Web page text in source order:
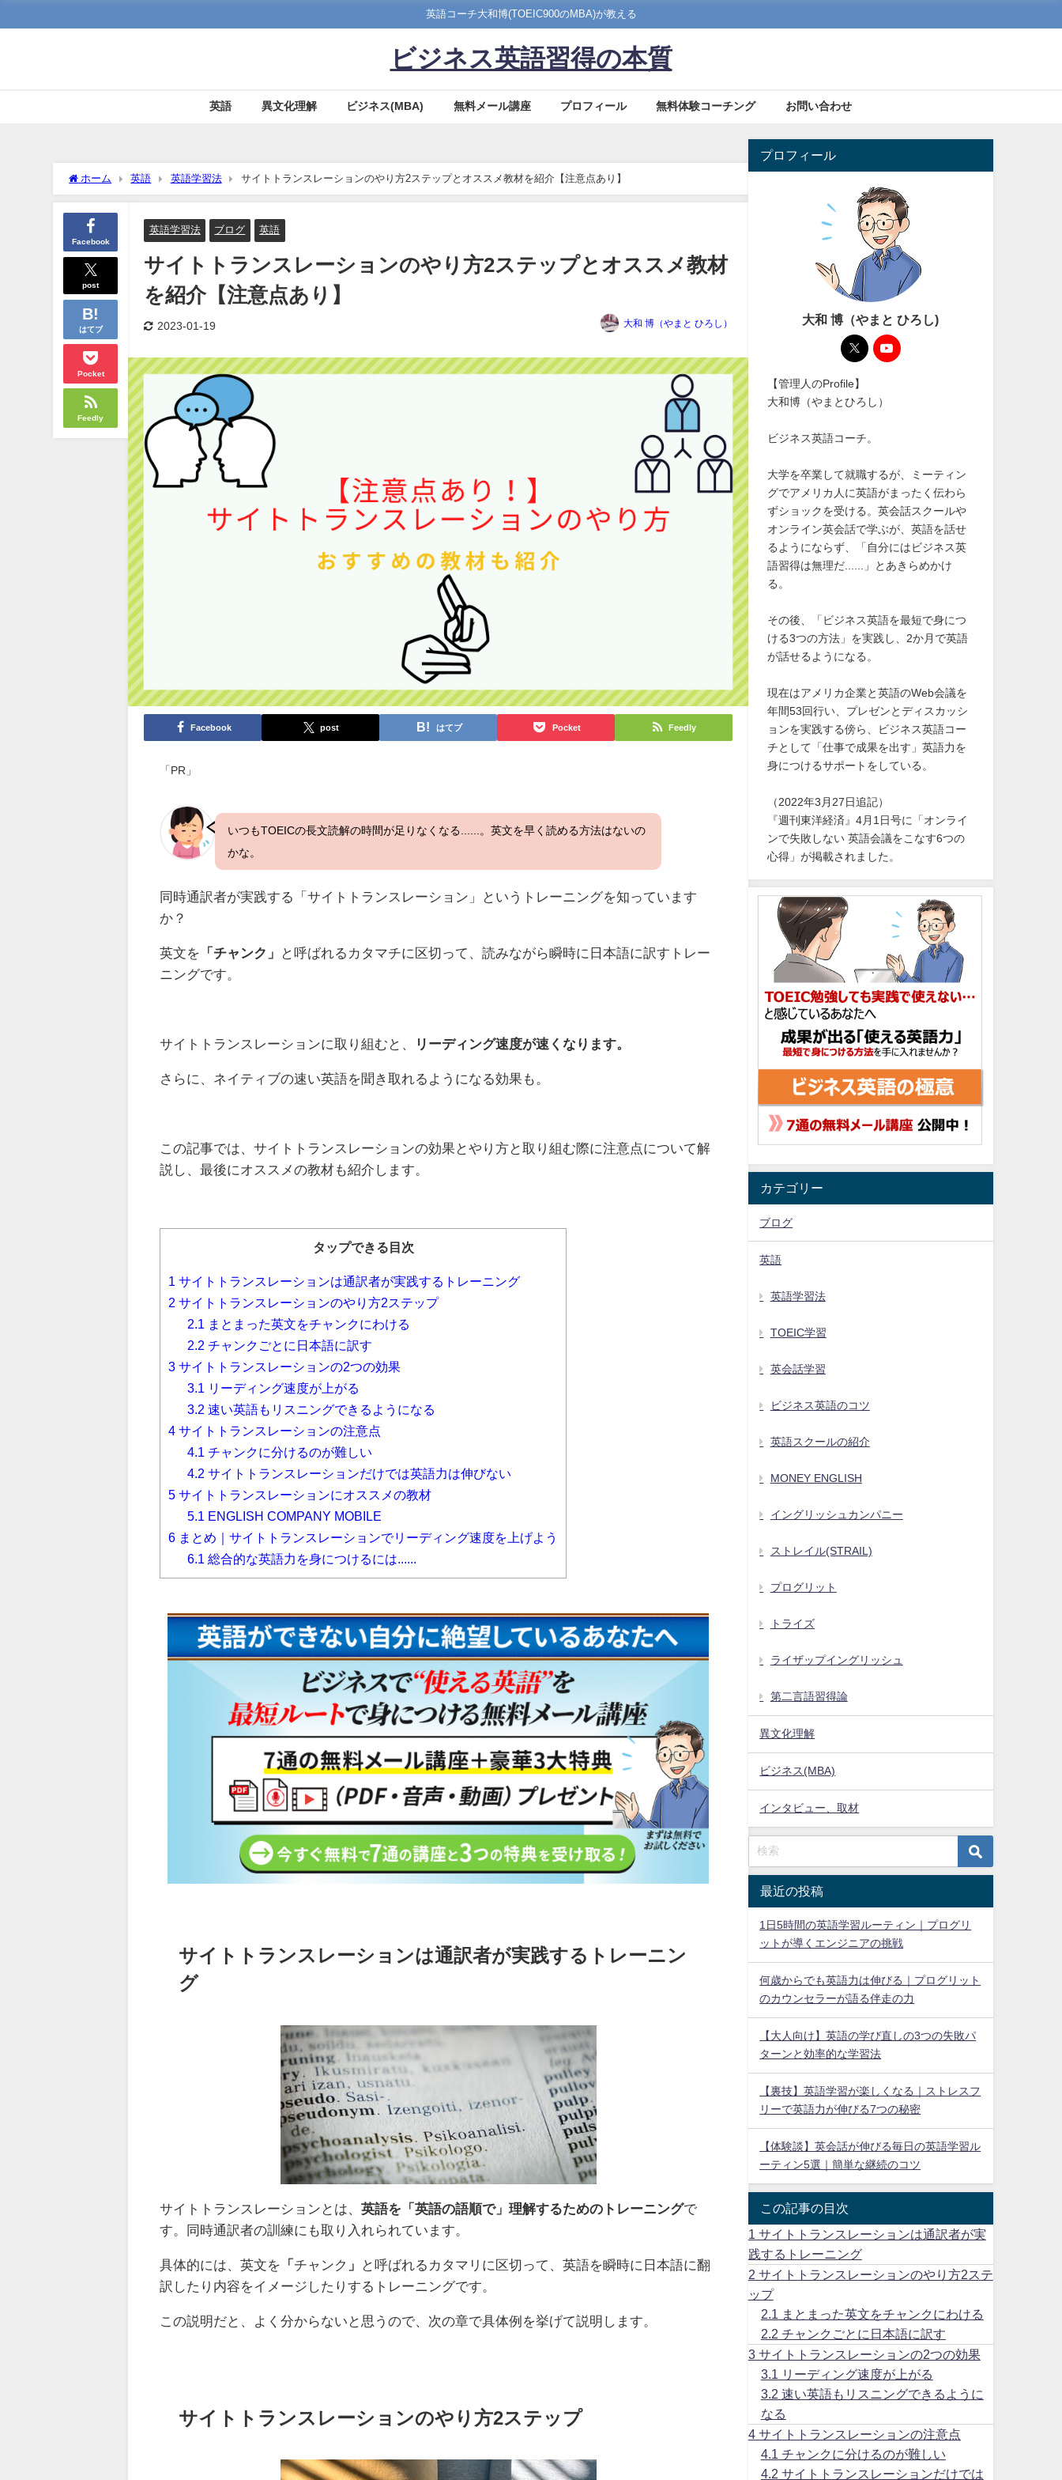
英語コーチ大和博(TOEIC900のMBA)が教える
ビジネス英語習得の本質
英語 異文化理解 ビジネス(MBA) 無料メール講座 プロフィール 無料体験コーチング お問い合わせ
ホーム 英語 英語学習法 サイトトランスレーションのやり方2ステップとオススメ教材を紹介【注意点あり】
Facebook
post
はてブ
Pocket
Feedly
英語学習法 ブログ 英語
サイトトランスレーションのやり方2ステップとオススメ教材
を紹介【注意点あり】
2023-01-19 大和 博（やまと ひろし）
Facebook post はてブ Pocket Feedly
「PR」
いつもTOEICの長文読解の時間が足りなくなる......。英文を早く読める方法はないの
かな。
同時通訳者が実践する「サイトトランスレーション」というトレーニングを知っています
か？
英文を 「チャンク」
と呼ばれるカタマチに区切って、読みながら瞬時に日本語に訳すトレー
ニングです。
サイトトランスレーションに取り組むと、 リーディング速度が速くなります。
さらに、ネイティブの速い英語を聞き取れるようになる効果も。
この記事では、サイトトランスレーションの効果とやり方と取り組む際に注意点について解
説し、最後にオススメの教材も紹介します。
タップできる目次
1 サイトトランスレーションは通訳者が実践するトレーニング
2 サイトトランスレーションのやり方2ステップ
2.1 まとまった英文をチャンクにわける
2.2 チャンクごとに日本語に訳す
3 サイトトランスレーションの2つの効果
3.1 リーディング速度が上がる
3.2 速い英語もリスニングできるようになる
4 サイトトランスレーションの注意点
4.1 チャンクに分けるのが難しい
4.2 サイトトランスレーションだけでは英語力は伸びない
5 サイトトランスレーションにオススメの教材
5.1 ENGLISH COMPANY MOBILE
6 まとめ｜サイトトランスレーションでリーディング速度を上げよう
6.1 総合的な英語力を身につけるには......
サイトトランスレーションは通訳者が実践するトレーニン
グ
サイトトランスレーションとは、英語を「英語の語順で」理解するためのトレーニングで
す。同時通訳者の訓練にも取り入れられています。
具体的には、英文を 「 チャンク 」
と呼ばれるカタマリに区切って、英語を瞬時に日本語に翻
訳したり内容をイメージしたりするトレーニングです。
この説明だと、よく分からないと思うので、次の章で具体例を挙げて説明します。
サイトトランスレーションのやり方2ステップ
プロフィール
大和 博（やまと ひろし)
【管理人のProfile】
大和博（やまとひろし）
ビジネス英語コーチ。
大学を卒業して就職するが、ミーティン
グでアメリカ人に英語がまったく伝わら
ずショックを受ける。英会話スクールや
オンライン英会話で学ぶが、英語を話せ
るようにならず、「自分にはビジネス英
語習得は無理だ......」とあきらめかけ
る。
その後、「ビジネス英語を最短で身につ
ける3つの方法」を実践し、2か月で英語
が話せるようになる。
現在はアメリカ企業と英語のWeb会議を
年間53回行い、プレゼンとディスカッシ
ョンを実践する傍ら、ビジネス英語コー
チとして「仕事で成果を出す」英語力を
身につけるサポートをしている。
（2022年3月27日追記）
『週刊東洋経済』4月1日号に「オンライ
ンで失敗しない 英語会議をこなす6つの
心得」が掲載されました。
カテゴリー
ブログ
英語
英語学習法
TOEIC学習
英会話学習
ビジネス英語のコツ
英語スクールの紹介
MONEY ENGLISH
イングリッシュカンパニー
ストレイル(STRAIL)
プログリット
トライズ
ライザップイングリッシュ
第二言語習得論
異文化理解
ビジネス(MBA)
インタビュー、取材
最近の投稿
1日5時間の英語学習ルーティン｜プログリ
ットが導くエンジニアの挑戦
何歳からでも英語力は伸びる｜プログリット
のカウンセラーが語る伴走の力
【大人向け】英語の学び直しの3つの失敗パ
ターンと効率的な学習法
【裏技】英語学習が楽しくなる｜ストレスフ
リーで英語力が伸びる7つの秘密
【体験談】英会話が伸びる毎日の英語学習ル
ーティン5選｜簡単な継続のコツ
この記事の目次
1 サイトトランスレーションは通訳者が実
践するトレーニング
2 サイトトランスレーションのやり方2ステ
ップ
2.1
まとまった英文をチャンクにわける
2.2 チャンクごとに日本語に訳す
3サイトトランスレーションの2つの効果
3.1
リーディング速度が上がる
3.2 速い英語もリスニングできるように
なる
4サイトトランスレーションの注意点
4.1 チャンクに分けるのが難しい
4.2 サイトトランスレーションだけでは